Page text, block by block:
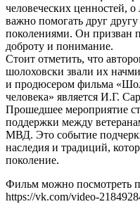
человеческих ценностей,
важно помогать друг
поколениями. Он призван
доброту и понимание.
Стоит отметить, что
шолоховски звали их
и продюсером фильма
человека» является И.Г.
Прошедшее мероприятие
поддержки между
МВД. Это событие
наследия и традиций,
поколение.
Фильм можно посмотреть
https://vk.com/video-